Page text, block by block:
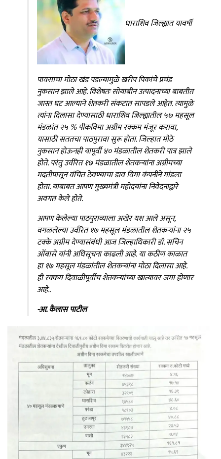
धाराशिव जिल्ह्यात यावर्षी
पावसाचा मोठा खंड पडल्यामुळे खरीप पिकांचे प्रचंड
नुकसान झाले आहे. विशेषतः सोयाबीन उत्पादनाच्या बाबतीत
जास्त घट आल्याने शेतकरी संकटात सापडले आहेत. त्यामुळे
त्यांना दिलासा देण्यासाठी धाराशिव जिल्ह्यातील ५७ महसूल
मंडळांत २५ % पीकविमा अग्रीम रक्कम मंजूर करावा,
यासाठी सततचा पाठपुरावा सुरू होता. जिल्हात मोठे
नुकसान होऊनही यापूर्वी ४० मंडळातील शेतकरी पात्र झाले
होते. परंतु उर्वरित १७ मंडळातील शेतकऱ्यांना अग्रीमच्या
मदतीपासून वंचित ठेवण्याचा डाव विमा कंपनीने मांडला
होता. याबाबत आपण मुख्यमंत्री महोदयांना निवेदनाद्वारे
अवगत केले होते.
आपण केलेल्या पाठपुराव्याला अखेर यश आले असून,
वगळलेल्या उर्वरित १७ महसूल मंडळातील शेतकऱ्यांना २५
टक्के अग्रीम देण्यासंबंधी आज जिल्हाधिकारी डॉ. सचिन
ओंबासे यांनी अधिसूचना काढली आहे. या कठीण काळात
हा १७ महसूल मंडळांतील शेतकऱ्यांना मोठा दिलासा आहे.
ही रक्कम दिवाळीपूर्वीच शेतकऱ्यांच्या खात्यावर जमा होणार
आहे..
-आ. कैलास पाटील